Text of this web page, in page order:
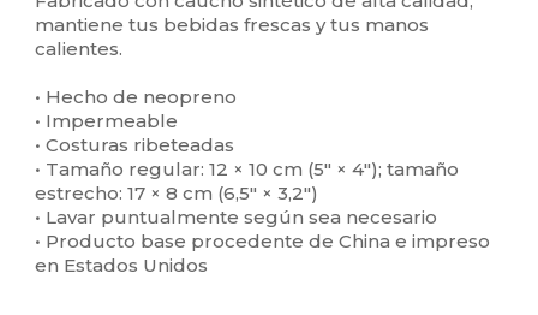
mantiene tus bebidas frescas y tus manos
calientes.
• Hecho de neopreno
• Impermeable
• Costuras ribeteadas
• Tamaño regular: 12 × 10 cm (5″ × 4″); tamaño
estrecho: 17 × 8 cm (6,5″ × 3,2″)
• Lavar puntualmente según sea necesario
• Producto base procedente de China e impreso
en Estados Unidos